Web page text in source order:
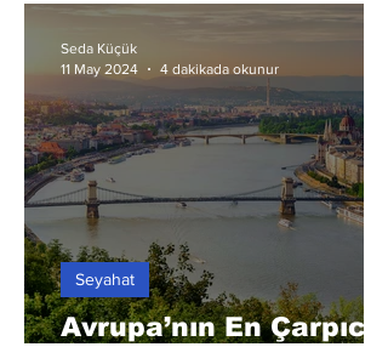
Avrupa’nın En Çarpıcı
Seyahat
Seda Küçük
11 May 2024
4 dakikada okunur